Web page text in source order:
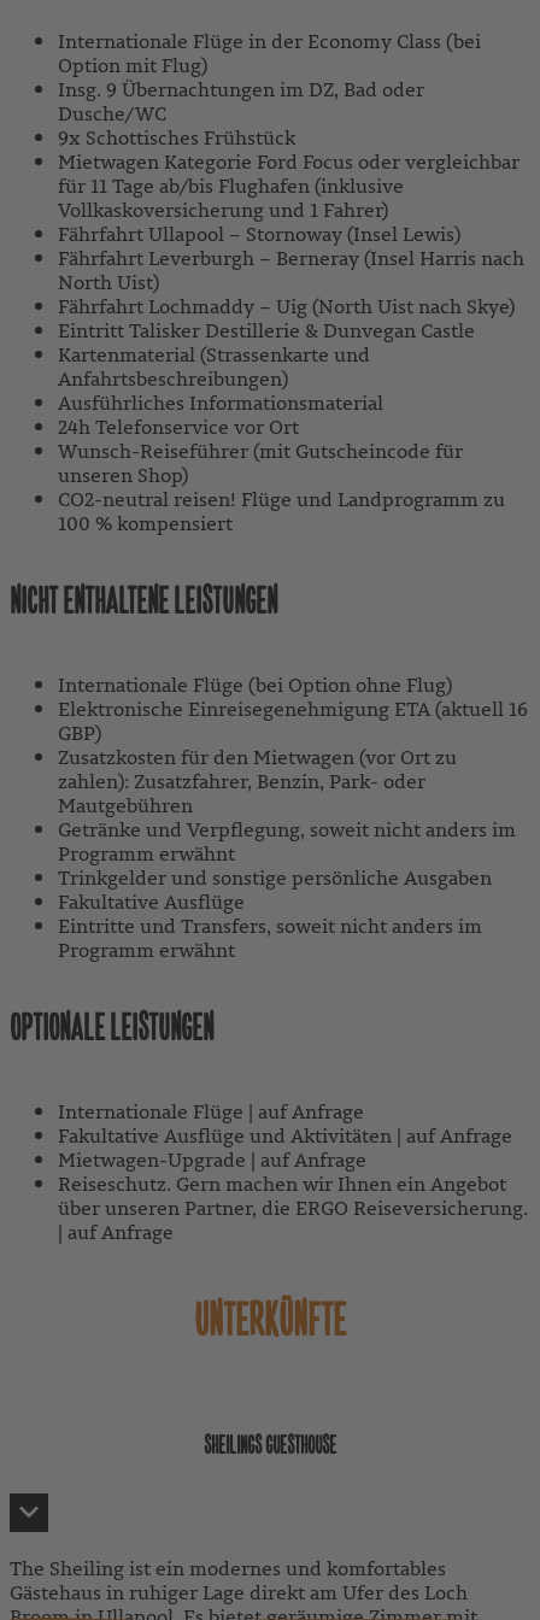
Internationale Flüge in der Economy Class (bei
Option mit Flug)
Insg. 9 Übernachtungen im DZ, Bad oder
Dusche/WC
9x Schottisches Frühstück
Mietwagen Kategorie Ford Focus oder vergleichbar
für 11 Tage ab/bis Flughafen (inklusive
Vollkaskoversicherung und 1 Fahrer)
Fährfahrt Ullapool – Stornoway (Insel Lewis)
Fährfahrt Leverburgh – Berneray (Insel Harris nach
North Uist)
Fährfahrt Lochmaddy – Uig (North Uist nach Skye)
Eintritt Talisker Destillerie & Dunvegan Castle
Kartenmaterial (Strassenkarte und
Anfahrtsbeschreibungen)
Ausführliches Informationsmaterial
24h Telefonservice vor Ort
Wunsch-Reiseführer (mit Gutscheincode für
unseren Shop)
CO2-neutral reisen! Flüge und Landprogramm zu
100 % kompensiert
NICHT ENTHALTENE LEISTUNGEN
Internationale Flüge (bei Option ohne Flug)
Elektronische Einreisegenehmigung ETA (aktuell 16
GBP)
Zusatzkosten für den Mietwagen (vor Ort zu
zahlen): Zusatzfahrer, Benzin, Park- oder
Mautgebühren
Getränke und Verpflegung, soweit nicht anders im
Programm erwähnt
Trinkgelder und sonstige persönliche Ausgaben
Fakultative Ausflüge
Eintritte und Transfers, soweit nicht anders im
Programm erwähnt
OPTIONALE LEISTUNGEN
Internationale Flüge | auf Anfrage
Fakultative Ausflüge und Aktivitäten | auf Anfrage
Mietwagen-Upgrade | auf Anfrage
Reiseschutz. Gern machen wir Ihnen ein Angebot
über unseren Partner, die ERGO Reiseversicherung.
| auf Anfrage
UNTERKÜNFTE
SHEILINGS GUESTHOUSE
The Sheiling ist ein modernes und komfortables
Gästehaus in ruhiger Lage direkt am Ufer des Loch